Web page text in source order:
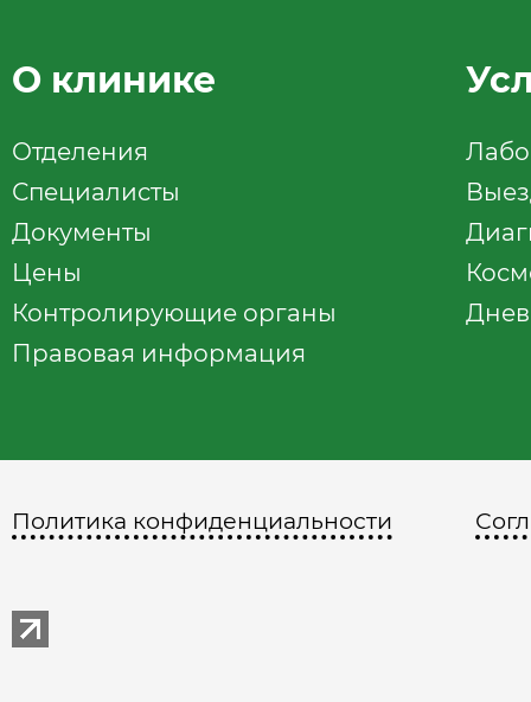
О клинике
Отделения
Специалисты
Документы
Цены
Контролирующие органы
Правовая информация
Политика конфиденциальности